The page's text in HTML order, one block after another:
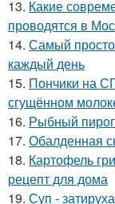
13. Какие
проводятся в
14. Самый
каждый день
15. Пончики на
сгущённом
16. Рыбный
17. Обалденная
18. Картофель
рецепт для дома
19. Суп -